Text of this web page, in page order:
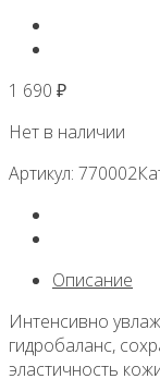
1 690 ₽
Нет в наличии
Артикул: 770002
Описание
Интенсивно
гидробаланс,
эластичность